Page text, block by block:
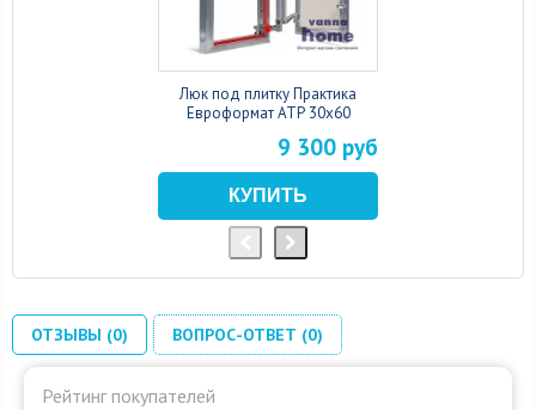
Люк под плитку Практика
Евроформат АТР 30x60
9 300 руб
ОТЗЫВЫ (0) ВОПРОС-ОТВЕТ (0)
Рейтинг покупателей